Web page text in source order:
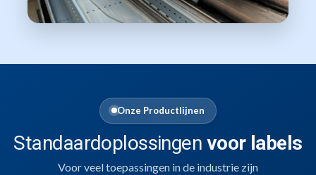
Onze Productlijnen
Standaardoplossingen voor labels
Voor veel toepassingen in de industrie zijn